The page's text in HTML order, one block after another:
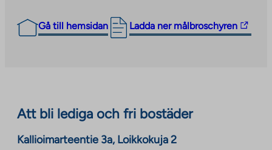
Gå till hemsidan Ladda ner målbroschyren
The
link
external
Link
Att bli lediga och fri bostäder
Kallioimarteentie 3a, Loikkokuja 2